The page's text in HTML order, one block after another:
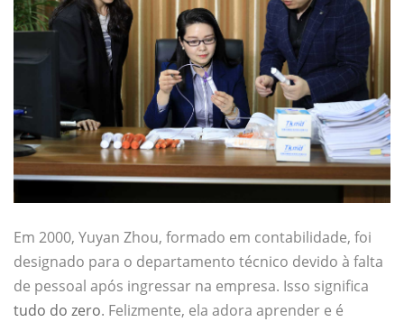
Em 2000, Yuyan Zhou, formado em contabilidade, foi
designado para o departamento técnico devido à falta
de pessoal após ingressar na empresa. Isso significa
tudo do zero. Felizmente, ela adora aprender e é